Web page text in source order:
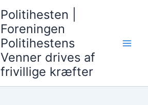
Politihesten |
Foreningen
Politihestens
Venner drives af
frivillige kræfter